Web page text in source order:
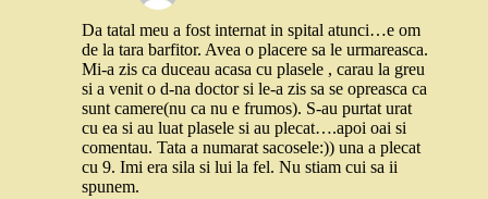
Da tatal meu a fost internat in spital atunci…e om
de la tara barfitor. Avea o placere sa le urmareasca.
Mi-a zis ca duceau acasa cu plasele , carau la greu
si a venit o d-na doctor si le-a zis sa se opreasca ca
sunt camere(nu ca nu e frumos). S-au purtat urat
cu ea si au luat plasele si au plecat….apoi oai si
comentau. Tata a numarat sacosele:)) una a plecat
cu 9. Imi era sila si lui la fel. Nu stiam cui sa ii
spunem.